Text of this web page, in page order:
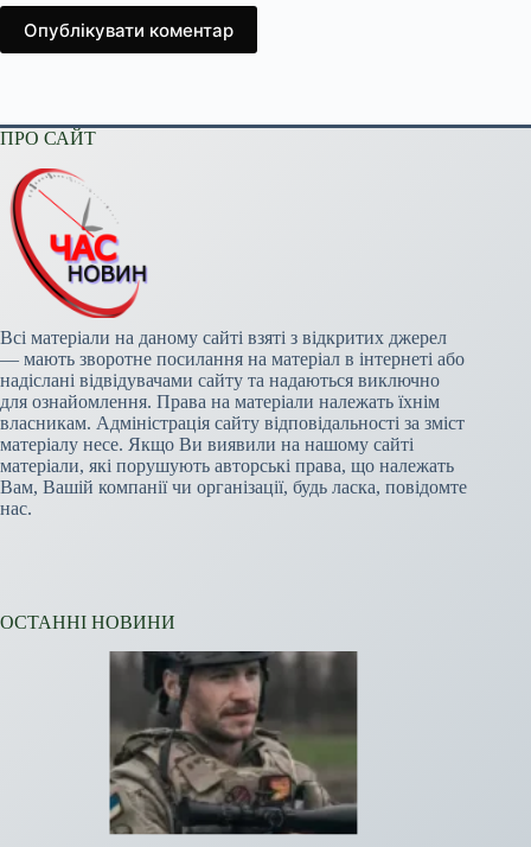
Опублікувати коментар
ПРО САЙТ
Всі матеріали на даному сайті взяті з відкритих джерел
— мають зворотне посилання на матеріал в інтернеті або
надіслані відвідувачами сайту та надаються виключно
для ознайомлення. Права на матеріали належать їхнім
власникам. Адміністрація сайту відповідальності за зміст
матеріалу несе. Якщо Ви виявили на нашому сайті
матеріали, які порушують авторські права, що належать
Вам, Вашій компанії чи організації, будь ласка, повідомте
нас.
ОСТАННІ НОВИНИ